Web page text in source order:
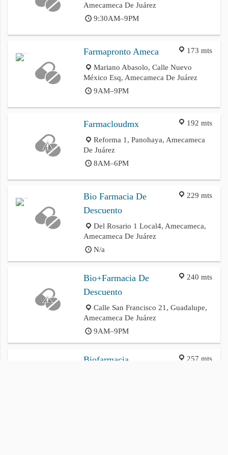
Amecameca De Juárez
9:30AM–9PM
173 mts
Farmapronto Ameca
Mariano Abasolo, Calle Nuevo
México Esq, Amecameca De Juárez
9AM–9PM
192 mts
Farmacloudmx
Reforma 1, Panohaya, Amecameca
De Juárez
8AM–6PM
229 mts
Bio Farmacia De
Descuento
Del Rosario 1 Local4, Amecameca,
Amecameca De Juárez
N/a
240 mts
Bio+Farmacia De
Descuento
Calle San Francisco 21, Guadalupe,
Amecameca De Juárez
9AM–9PM
257 mts
Biofarmacia